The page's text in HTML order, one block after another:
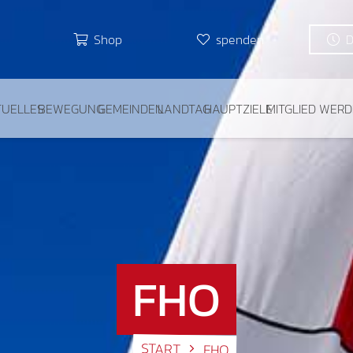
Shop spenden
BEWEGUNGGEMEINDENLANDTAGHAUPTZIELEMITGLIED
FHO
START